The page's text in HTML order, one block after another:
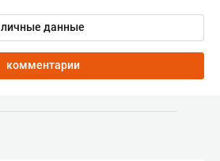
личные данные
комментарии